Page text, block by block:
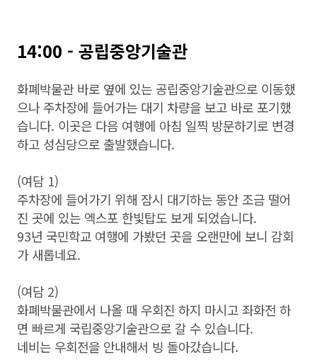
14:00 - 공립중앙기술관
화폐박물관 바로 옆에 있는 공립중앙기술관으로 이동했
으나 주차장에 들어가는 대기 차량을 보고 바로 포기했
습니다. 이곳은 다음 여행에 아침 일찍 방문하기로 변경
하고 성심당으로 출발했습니다.
(여담 1)
주차장에 들어가기 위해 잠시 대기하는 동안 조금 떨어
진 곳에 있는 엑스포 한빛탑도 보게 되었습니다.
93년 국민학교 여행에 가봤던 곳을 오랜만에 보니 감회
가 새롭네요.
(여담 2)
화폐박물관에서 나올 때 우회진 하지 마시고 좌화전 하
면 빠르게 국립중앙기술관으로 갈 수 있습니다.
네비는 우회전을 안내해서 빙 돌아갔습니다.